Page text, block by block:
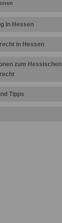
in Hessen
in Hessen
zum Hessischen
Tipps